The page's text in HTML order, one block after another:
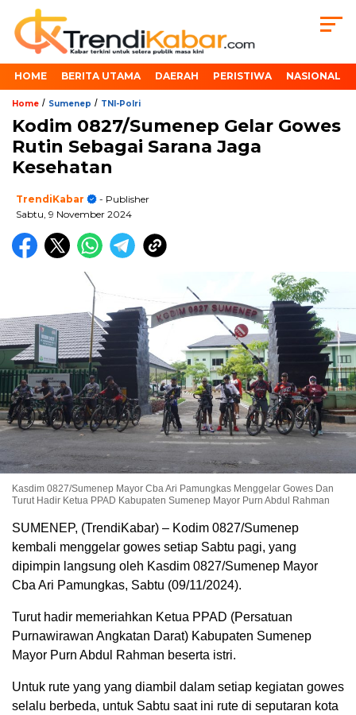
HOME BERITA UTAMA DAERAH PERISTIWA NASIONAL
Home / Sumenep / TNI-Polri
Kodim 0827/Sumenep Gelar Gowes
Rutin Sebagai Sarana Jaga
Kesehatan
TrendiKabar
- Publisher
Sabtu, 9 November 2024
Kasdim 0827/Sumenep Mayor Cba Ari Pamungkas Menggelar Gowes Dan
Turut Hadir Ketua PPAD Kabupaten Sumenep Mayor Purn Abdul Rahman
SUMENEP, (TrendiKabar) – Kodim 0827/Sumenep
kembali menggelar gowes setiap Sabtu pagi, yang
dipimpin langsung oleh Kasdim 0827/Sumenep Mayor
Cba Ari Pamungkas, Sabtu (09/11/2024).
Turut hadir memeriahkan Ketua PPAD (Persatuan
Purnawirawan Angkatan Darat) Kabupaten Sumenep
Mayor Purn Abdul Rahman beserta istri.
Untuk rute yang yang diambil dalam setiap kegiatan gowes
selalu berbeda, untuk Sabtu saat ini rute di seputaran kota